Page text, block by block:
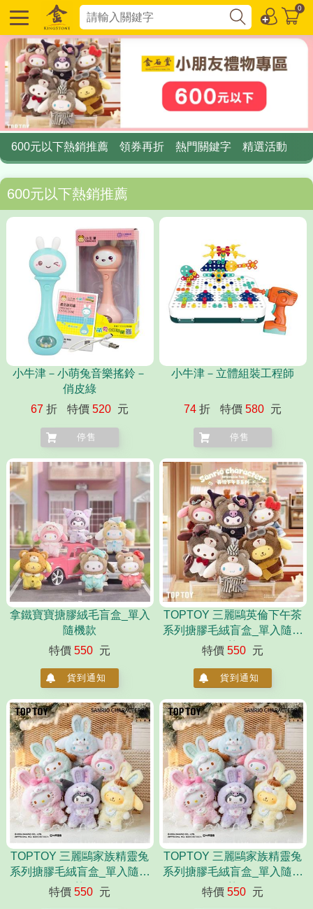
0
600元以下熱銷推薦 領券再折 熱門關鍵字 精選活動
600元以下熱銷推薦
小牛津－小萌兔音樂搖鈴－
俏皮綠
67 折 特價 520 元
停售
小牛津－立體組裝工程師
74 折 特價 580 元
停售
拿鐵寶寶搪膠絨毛盲盒_單入
隨機款
特價 550 元
貨到通知
TOPTOY 三麗鷗英倫下午茶
系列搪膠毛絨盲盒_單入隨機
款
特價 550 元
貨到通知
TOPTOY 三麗鷗家族精靈兔
系列搪膠毛絨盲盒_單入隨機
款
特價 550 元
TOPTOY 三麗鷗家族精靈兔
系列搪膠毛絨盲盒_單入隨機
款
特價 550 元